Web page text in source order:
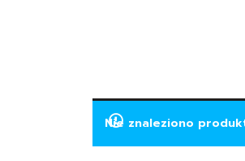
Nie znaleziono